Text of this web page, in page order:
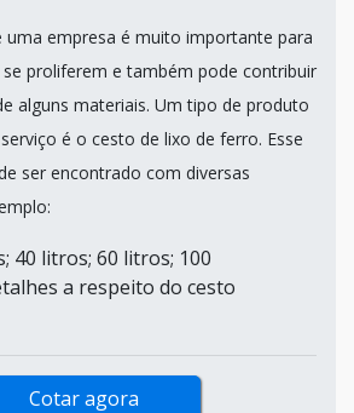
uma empresa é muito importante para
proliferem e também pode contribuir
alguns materiais. Um tipo de produto
é o cesto de lixo de ferro. Esse
ser encontrado com diversas
40 litros; 60 litros; 100
a respeito do cesto
Cotar agora